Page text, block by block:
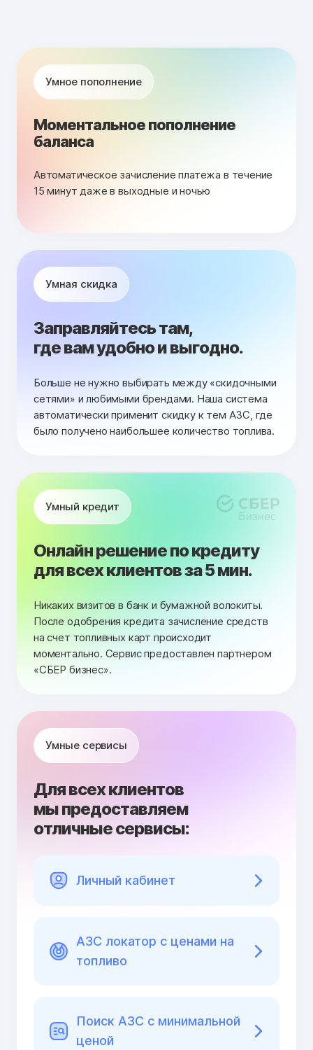
Умное пополнение
Моментальное пополнение
баланса
Автоматическое зачисление платежа в течение
15 минут даже в выходные и ночью
Умная скидка
Заправляйтесь там,
где вам удобно и выгодно.
Больше не нужно выбирать между «скидочными
сетями» и любимыми брендами. Наша система
автоматически применит скидку к тем АЗС, где
было получено наибольшее количество топлива.
Умный кредит
Онлайн решение по кредиту
для всех клиентов за 5 мин.
Никаких визитов в банк и бумажной волокиты.
После одобрения кредита зачисление средств
на счет топливных карт происходит
моментально. Сервис предоставлен партнером
«СБЕР бизнес».
Умные сервисы
Для всех клиентов
мы предоставляем
отличные сервисы:
Личный кабинет
АЗС локатор с ценами на
топливо
Поиск АЗС с минимальной
ценой